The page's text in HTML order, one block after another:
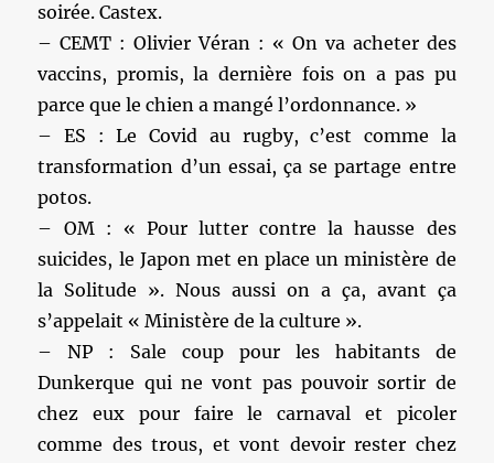
soirée. Castex.
– CEMT : Olivier Véran : « On va acheter des
vaccins, promis, la dernière fois on a pas pu
parce que le chien a mangé l’ordonnance. »
– ES : Le Covid au rugby, c’est comme la
transformation d’un essai, ça se partage entre
potos.
– OM : « Pour lutter contre la hausse des
suicides, le Japon met en place un ministère de
la Solitude ». Nous aussi on a ça, avant ça
s’appelait « Ministère de la culture ».
– NP : Sale coup pour les habitants de
Dunkerque qui ne vont pas pouvoir sortir de
chez eux pour faire le carnaval et picoler
comme des trous, et vont devoir rester chez